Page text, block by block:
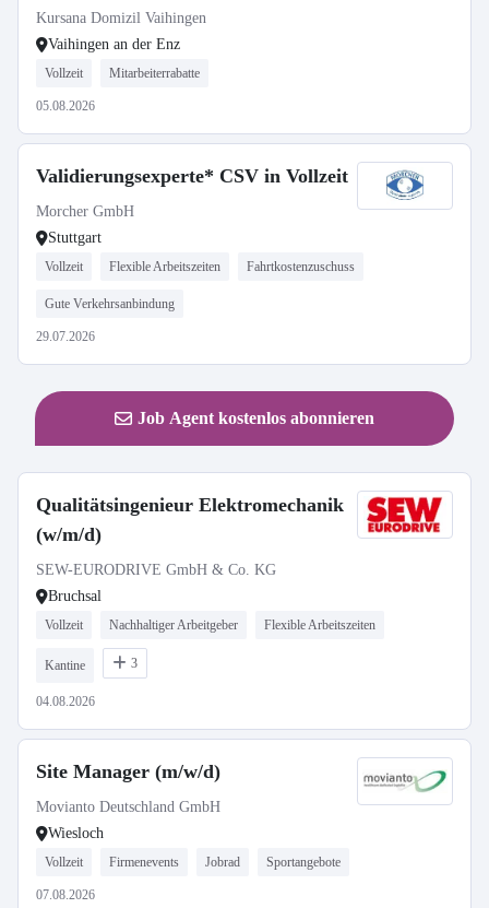
Kursana Domizil Vaihingen
Vaihingen an der Enz
Vollzeit Mitarbeiterrabatte
05.08.2026
Validierungsexperte* CSV in Vollzeit
Morcher GmbH
Stuttgart
Vollzeit Flexible Arbeitszeiten Fahrtkostenzuschuss
Gute Verkehrsanbindung
29.07.2026
Job Agent kostenlos abonnieren
Qualitätsingenieur Elektromechanik
(w/m/d)
SEW-EURODRIVE GmbH & Co. KG
Bruchsal
Vollzeit Nachhaltiger Arbeitgeber Flexible Arbeitszeiten
Kantine 3
04.08.2026
Site Manager (m/w/d)
Movianto Deutschland GmbH
Wiesloch
Vollzeit Firmenevents Jobrad Sportangebote
07.08.2026